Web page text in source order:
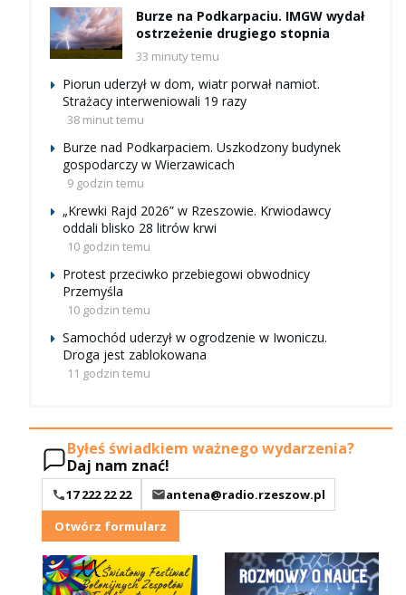
Burze na Podkarpaciu. IMGW wydał
ostrzeżenie drugiego stopnia
33 minuty temu
Piorun uderzył w dom, wiatr porwał namiot.
Strażacy interweniowali 19 razy
38 minut temu
Burze nad Podkarpaciem. Uszkodzony budynek
gospodarczy w Wierzawicach
9 godzin temu
„Krewki Rajd 2026” w Rzeszowie. Krwiodawcy
oddali blisko 28 litrów krwi
10 godzin temu
Protest przeciwko przebiegowi obwodnicy
Przemyśla
10 godzin temu
Samochód uderzył w ogrodzenie w Iwoniczu.
Droga jest zablokowana
11 godzin temu
Byłeś świadkiem ważnego wydarzenia?
Daj nam znać!
17 222 22 22
antena@radio.rzeszow.pl
Otwórz formularz